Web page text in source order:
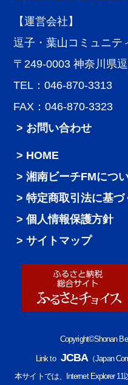
【運営会社】
逗子・葉山コミュニテ
〒249-0003 神奈川県
TEL：046-870-3313
FAX：046-870-3323
> お問い合わせ
HOME
湘南ビーチFMにつ
特定商取引法に基づ
個人情報保護方針
サイトマップ
Copyright©Shonan
Link to JCBA（Japan
本サイトでは、Internet Explorer 11